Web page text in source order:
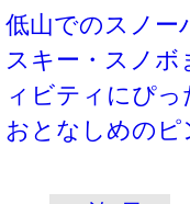
す。あまり動か
の防寒には別の
ケットやダウ
向いています。
低山でのスノー
スキー・スノ
ィビティにぴ
おとなしめの